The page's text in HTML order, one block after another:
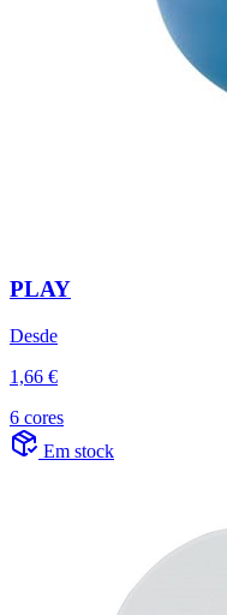
PLAY
Desde
1,66 €
6 cores
Em stock